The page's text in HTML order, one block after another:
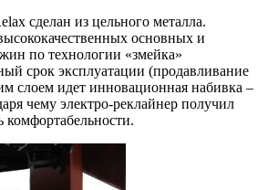
сделан из цельного металла.
основных и
по технологии «змейка»
срок эксплуатации (продавливание
слоем идет инновационная набивка –
чему электро-реклайнер получил